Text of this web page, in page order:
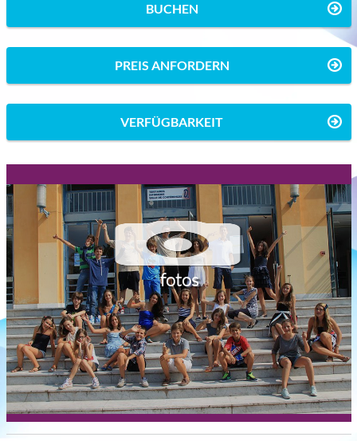
BUCHEN
PREIS ANFORDERN
VERFÜGBARKEIT
fotos